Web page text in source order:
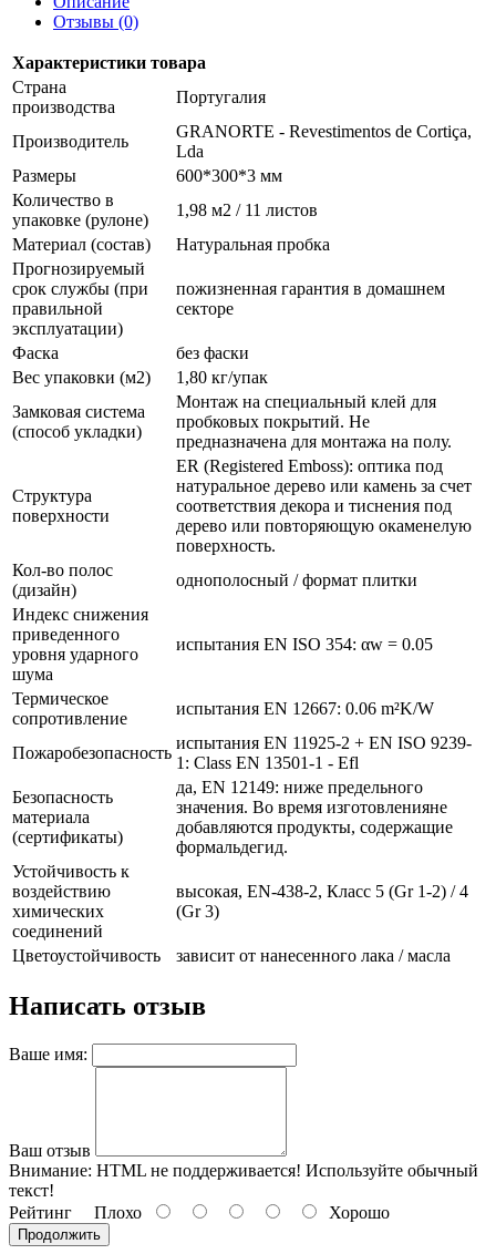
Отзывы (0)
Характеристики товара
Страна
производства
Португалия
Производитель
GRANORTE - Revestimentos de Cortiça,
Lda
Размеры
600*300*3 мм
Количество в
упаковке (рулоне)
1,98 м2 / 11 листов
Материал (состав)
Натуральная пробка
Прогнозируемый
срок службы (при
правильной
эксплуатации)
пожизненная гарантия в домашнем
секторе
Фаска
без фаски
Вес упаковки (м2)
1,80 кг/упак
Замковая система
(способ укладки)
Монтаж на специальный клей для
пробковых покрытий. Не
предназначена для монтажа на полу.
Структура
поверхности
ER (Registered Emboss): оптика под
натуральное дерево или камень за счет
соответствия декора и тиснения под
дерево или повторяющую окаменелую
поверхность.
Кол-во полос
(дизайн)
однополосный / формат плитки
Индекс снижения
приведенного
уровня ударного
шума
испытания EN ISO 354: αw = 0.05
Термическое
сопротивление
испытания EN 12667: 0.06 m²K/W
Пожаробезопасность
испытания EN 11925-2 + EN ISO 9239-
1: Class EN 13501-1 - Efl
Безопасность
материала
(сертификаты)
да, EN 12149: ниже предельного
значения. Во время изготовленияне
добавляются продукты, содержащие
формальдегид.
Устойчивость к
воздействию
химических
соединений
высокая, EN-438-2, Класс 5 (Gr 1-2) / 4
(Gr 3)
Цветоустойчивость зависит от нанесенного лака / масла
Написать отзыв
Ваше имя:
Ваш отзыв
Внимание: HTML не поддерживается! Используйте обычный
текст!
Рейтинг Плохо Хорошо
Продолжить